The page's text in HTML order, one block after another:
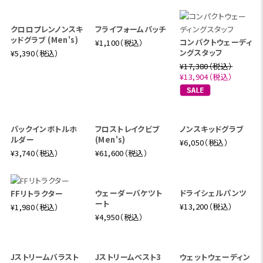
クロロプレンノンスキ
ッドグラブ (Men's)
¥5,390（税込）
フライフォームパッチ
¥1,100（税込）
コンパクトウェーディ
ングスタッフ
¥17,380（税込）
¥13,904（税込）
パックインボトルホ
ルダー
¥3,740（税込）
フロストレイクビブ
(Men's)
¥61,600（税込）
ノンスキッドグラブ
¥6,050（税込）
FFリトラクター
¥1,980（税込）
ウェーダーバケツト
ート
¥4,950（税込）
ドライシェルパンツ
¥13,200（税込）
Jストリームバラスト
Jストリームベスト3
ウェットウェーディン